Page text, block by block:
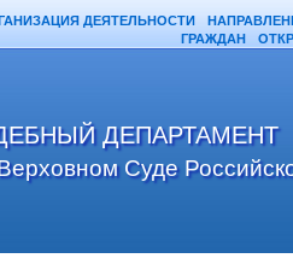
ДЕЯТЕЛЬНОСТИ
ГРАЖДАН
ДЕПАРТАМЕНТ
Суде